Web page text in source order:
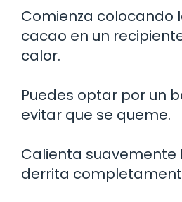
Comienza colocando
cacao en un
calor.
Puedes optar por un
evitar que se queme.
Calienta suavemente
derrita